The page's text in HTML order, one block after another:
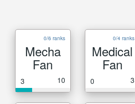
0/6 ranks
Mecha
Fan
3 10
0/4 ranks
Medical
Fan
0 3